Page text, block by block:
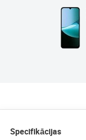
Specifikācijas